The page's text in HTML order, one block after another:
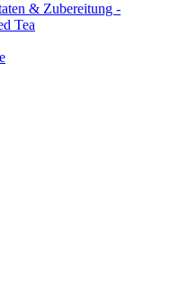
& Zubereitung -
Tea